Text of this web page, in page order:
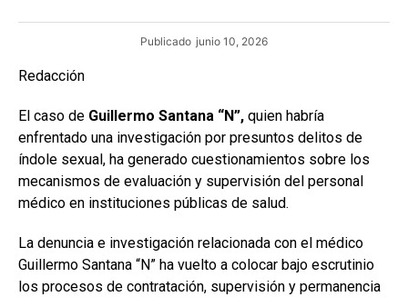
Publicado junio 10, 2026
Redacción
El caso de Guillermo Santana “N”, quien habría
enfrentado una investigación por presuntos delitos de
índole sexual, ha generado cuestionamientos sobre los
mecanismos de evaluación y supervisión del personal
médico en instituciones públicas de salud.
La denuncia e investigación relacionada con el médico
Guillermo Santana “N” ha vuelto a colocar bajo escrutinio
los procesos de contratación, supervisión y permanencia